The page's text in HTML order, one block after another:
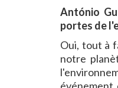
António
portes de
Oui, tout à
notre